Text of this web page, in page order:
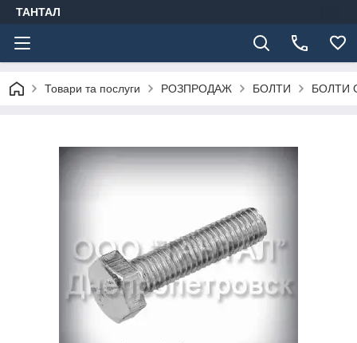
ТАНТАЛ
Товари та послуги РОЗПРОДАЖ БОЛТИ БОЛТИ